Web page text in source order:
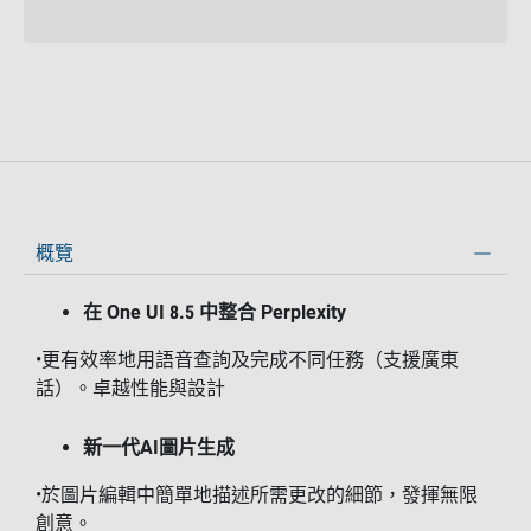
概覽
在 One UI 8.5 中整合 Perplexity
•更有效率地用語音查詢及完成不同任務（支援廣東
話）。卓越性能與設計
新一代AI圖片生成
•於圖片編輯中簡單地描述所需更改的細節，發揮無限
創意。